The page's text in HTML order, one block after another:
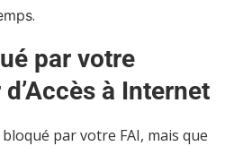
.
par votre
à Internet
par votre FAI, mais que